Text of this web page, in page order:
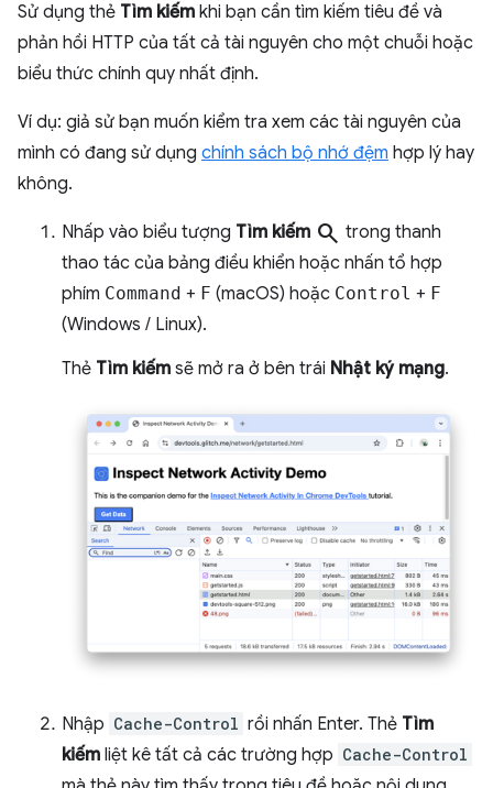
Sử dụng thẻ Tìm kiếm khi bạn cần tìm kiếm tiêu đề và
phản hồi HTTP của tất cả tài nguyên cho một chuỗi hoặc
biểu thức chính quy nhất định.
Ví dụ: giả sử bạn muốn kiểm tra xem các tài nguyên của
mình có đang sử dụng chính sách bộ nhớ đệm hợp lý hay
không.
Nhấp vào biểu tượng Tìm kiếm search trong thanh
thao tác của bảng điều khiển hoặc nhấn tổ hợp
phím Command + F (macOS) hoặc Control + F
(Windows / Linux).
Thẻ Tìm kiếm sẽ mở ra ở bên trái Nhật ký mạng.
Nhập Cache-Control rồi nhấn Enter. Thẻ Tìm
kiếm liệt kê tất cả các trường hợp Cache-Control